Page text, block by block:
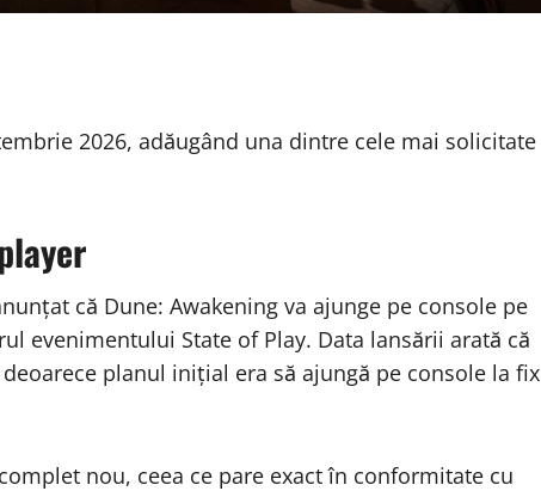
2026, adăugând una dintre cele mai solicitate
că Dune: Awakening va ajunge pe console pe
evenimentului State of Play. Data lansării arată că
planul inițial era să ajungă pe console la fix
nou, ceea ce pare exact în conformitate cu